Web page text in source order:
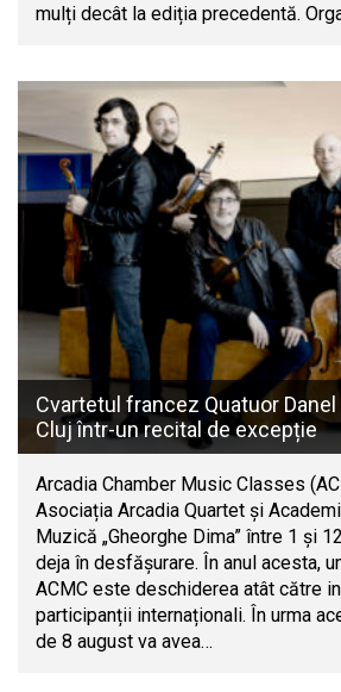
mulți decât la ediția precedentă.
Cvartetul francez Quatuor
Cluj într-un recital de excepție
Arcadia Chamber Music Classes
Asociația Arcadia Quartet și
Muzică „Gheorghe Dima” între 1 și
deja în desfășurare. În anul acesta,
ACMC este deschiderea atât către
participanții internaționali. În urma
de 8 august va avea…